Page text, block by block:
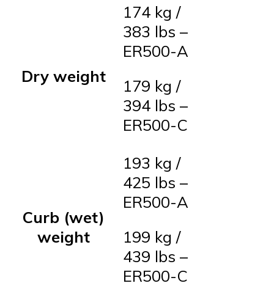
Dry weight
174 kg /
383 lbs –
ER500-A
179 kg /
394 lbs –
ER500-C
Curb (wet)
weight
193 kg /
425 lbs –
ER500-A
199 kg /
439 lbs –
ER500-C